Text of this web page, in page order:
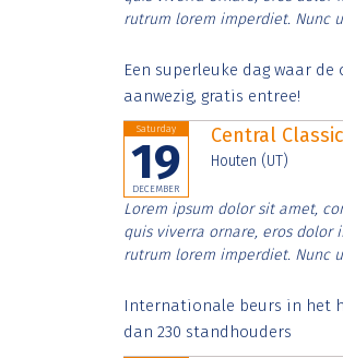
rutrum lorem imperdiet. Nunc
Een superleuke dag waar
aanwezig, gratis entree!
Saturday
19
DECEMBER
Central
Houten (UT)
Lorem ipsum dolor sit amet,
quis viverra ornare, eros dolor
rutrum lorem imperdiet. Nunc
Internationale beurs in het
dan 230 standhouders